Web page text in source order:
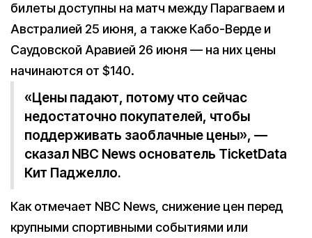
билеты доступны на матч между Парагваем и
Австралией 25 июня, а также Кабо-Верде и
Саудовской Аравией 26 июня — на них цены
начинаются от $140.
«Цены падают, потому что сейчас
недостаточно покупателей, чтобы
поддерживать заоблачные цены», —
сказал NBC News основатель TicketData
Кит Паджелло.
Как отмечает NBC News, снижение цен перед
крупными спортивными событиями или